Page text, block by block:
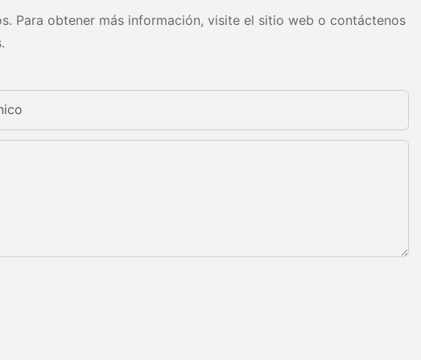
Para obtener más información, visite el sitio web o contáctenos